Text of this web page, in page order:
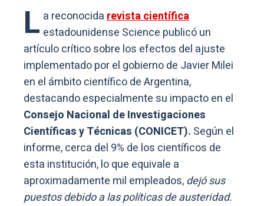
L a reconocidarevista científica
estadounidense Science publicó un
artículo crítico sobre los efectos del ajuste
implementado por el gobierno de Javier Milei
en el ámbito científico de Argentina,
destacando especialmente su impacto en el
Consejo Nacional de Investigaciones
Científicas y Técnicas (CONICET). Según el
informe, cerca del 9% de los científicos de
esta institución, lo que equivale a
aproximadamente mil empleados,dejó sus
puestos debido a las políticas de austeridad.